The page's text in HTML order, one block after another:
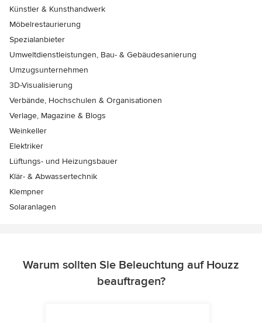
Künstler & Kunsthandwerk
Möbelrestaurierung
Spezialanbieter
Umweltdienstleistungen, Bau- & Gebäudesanierung
Umzugsunternehmen
3D-Visualisierung
Verbände, Hochschulen & Organisationen
Verlage, Magazine & Blogs
Weinkeller
Elektriker
Lüftungs- und Heizungsbauer
Klär- & Abwassertechnik
Klempner
Solaranlagen
Warum sollten Sie Beleuchtung auf Houzz
beauftragen?